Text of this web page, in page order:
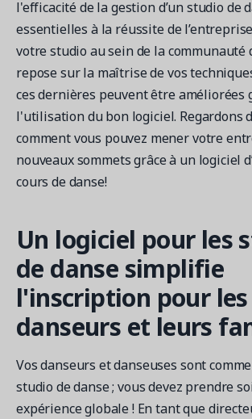
Demandez une démo
Centre d'aide
Mises à jour
Étude de cas
Real Amilia customers. Inspiring stories.
l'efficacité de la gestion d’un studio de
essentielles à la réussite de
votre studio au sein de la communauté
repose sur la maîtrise de vos
ces dernières peuvent être améliorées
l'utilisation du bon logiciel. Regardons
comment vous pouvez mener votre
nouveaux sommets grâce à un logiciel
cours de danse!
Un logiciel pour les
de danse simplifie
l'inscription pour les
danseurs et leurs
Vos danseurs et danseuses sont
studio de danse ; vous devez prendre
expérience globale ! En tant que